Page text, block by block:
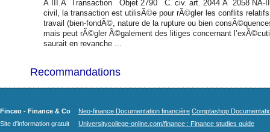
Â III.Â Transaction Objet 2790 C. civ. art. 2044 Ã 2058 NA-
civil, la transaction est utilisÃ©e pour rÃ©gler les conflits
travail (bien-fondÃ©, nature de la rupture ou bien
mais peut rÃ©gler Ã©galement des litiges concernant
saurait en revanche ...
Recommandations
Finceo - Finance & Co
Site d'information gratuit
Neo-finance Documentation financière Comptashop
Universitycollege-online.com/finance : Finance studies guide